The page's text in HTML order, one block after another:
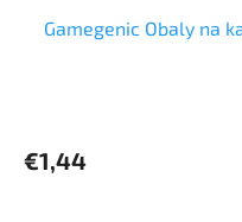
Gamegenic Obaly na
€1,44